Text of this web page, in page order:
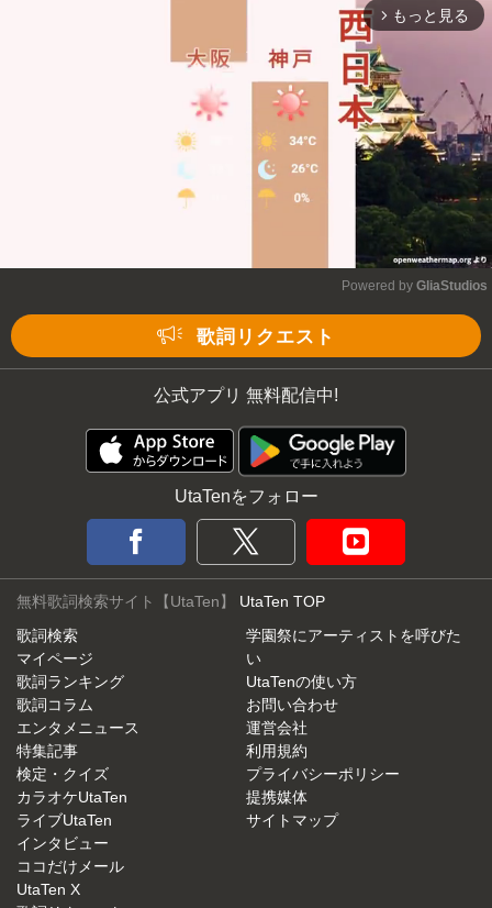
arrow_forward_ios もっと見る
Powered by GliaStudios
歌詞リクエスト
公式アプリ 無料配信中!
UtaTenをフォロー
無料歌詞検索サイト【UtaTen】 UtaTen TOP
歌詞検索
マイページ
歌詞ランキング
歌詞コラム
エンタメニュース
特集記事
検定・クイズ
カラオケUtaTen
ライブUtaTen
インタビュー
ココだけメール
UtaTen X
学園祭にアーティストを呼びた
い
UtaTenの使い方
お問い合わせ
運営会社
利用規約
プライバシーポリシー
提携媒体
サイトマップ